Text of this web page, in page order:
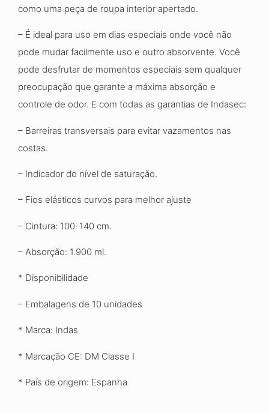
como uma peça de roupa interior apertado.
– É ideal para uso em dias especiais onde você não
pode mudar facilmente uso e outro absorvente. Você
pode desfrutar de momentos especiais sem qualquer
preocupação que garante a máxima absorção e
controle de odor. E com todas as garantias de Indasec:
– Barreiras transversais para evitar vazamentos nas
costas.
– Indicador do nível de saturação.
– Fios elásticos curvos para melhor ajuste
– Cintura: 100-140 cm.
– Absorção: 1.900 ml.
* Disponibilidade
– Embalagens de 10 unidades
* Marca: Indas
* Marcação CE: DM Classe I
* País de origem: Espanha